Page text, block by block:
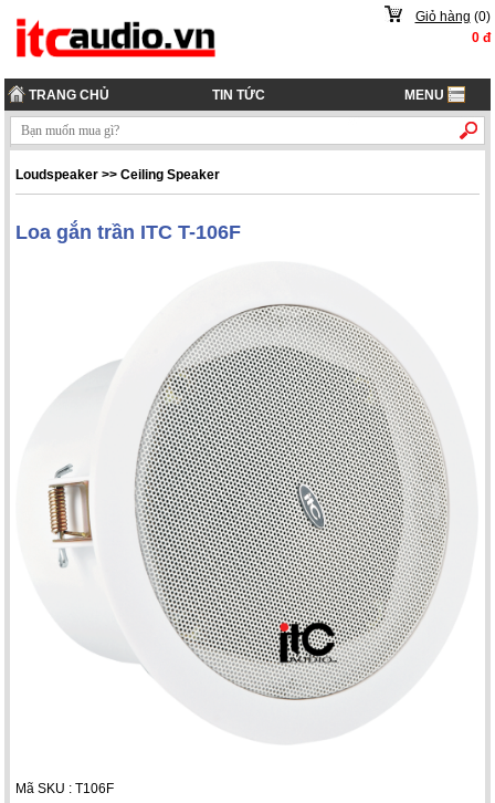
Giỏ hàng (0)
0đ
TRANG CHỦ TIN TỨC MENU
Loudspeaker >>Ceiling Speaker
Loa gắn trần ITC T-106F
Mã SKU : T106F